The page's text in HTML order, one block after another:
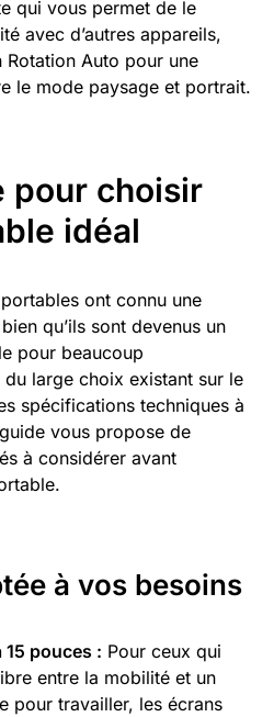
qui vous permet de le
avec d’autres appareils,
Auto pour une
le mode paysage et portrait.
pour choisir
idéal
ont connu une
qu’ils sont devenus un
pour beaucoup
du large choix existant sur le
spécifications techniques à
vous propose de
à considérer avant
à vos besoins
15 pouces : Pour ceux qui
entre la mobilité et un
pour travailler, les écrans